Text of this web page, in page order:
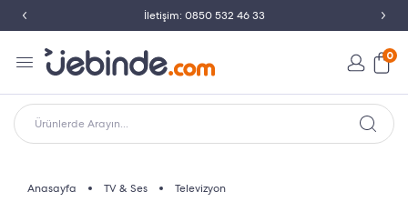
İletişim: 0850 532 46 33
0
Ürünlerde Arayın...
Anasayfa TV & Ses Televizyon